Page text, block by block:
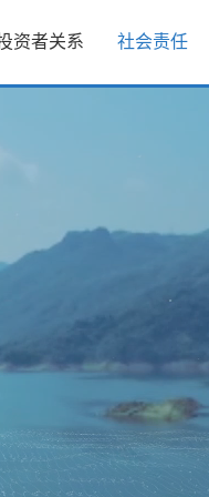
资者关系 社会责任